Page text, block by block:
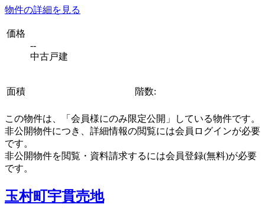
物件の詳細を見る
価格
--
中古戸建
面積 階数:
この物件は、「会員様にのみ限定公開」している物件です。
非公開物件につき、詳細情報の閲覧には会員ログインが必要
です。
非公開物件を閲覧・資料請求するには会員登録(無料)が必要
です。
玉村町宇貫売地